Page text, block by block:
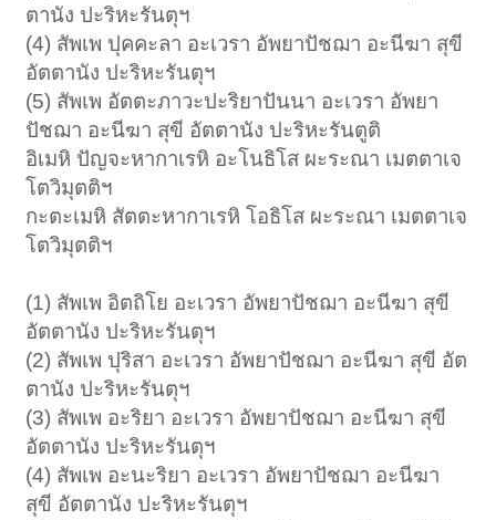
ตานัง ปะริหะรันตุฯ
(4) สัพเพ ปุคคะลา อะเวรา อัพยาปัชฌา อะนีฆา สุขี
อัตตานัง ปะริหะรันตุฯ
(5) สัพเพ อัตตะภาวะปะริยาปันนา อะเวรา อัพยา
ปัชฌา อะนีฆา สุขี อัตตานัง ปะริหะรันตูติ
อิเมหิ ปัญจะหากาเรหิ อะโนธิโส ผะระณา เมตตาเจ
โตวิมุตติฯ
กะตะเมหิ สัตตะหากาเรหิ โอธิโส ผะระณา เมตตาเจ
โตวิมุตติฯ
(1) สัพเพ อิตถิโย อะเวรา อัพยาปัชฌา อะนีฆา สุขี
อัตตานัง ปะริหะรันตุฯ
(2) สัพเพ ปุริสา อะเวรา อัพยาปัชฌา อะนีฆา สุขี อัต
ตานัง ปะริหะรันตุฯ
(3) สัพเพ อะริยา อะเวรา อัพยาปัชฌา อะนีฆา สุขี
อัตตานัง ปะริหะรันตุฯ
(4) สัพเพ อะนะริยา อะเวรา อัพยาปัชฌา อะนีฆา
สุขี อัตตานัง ปะริหะรันตุฯ